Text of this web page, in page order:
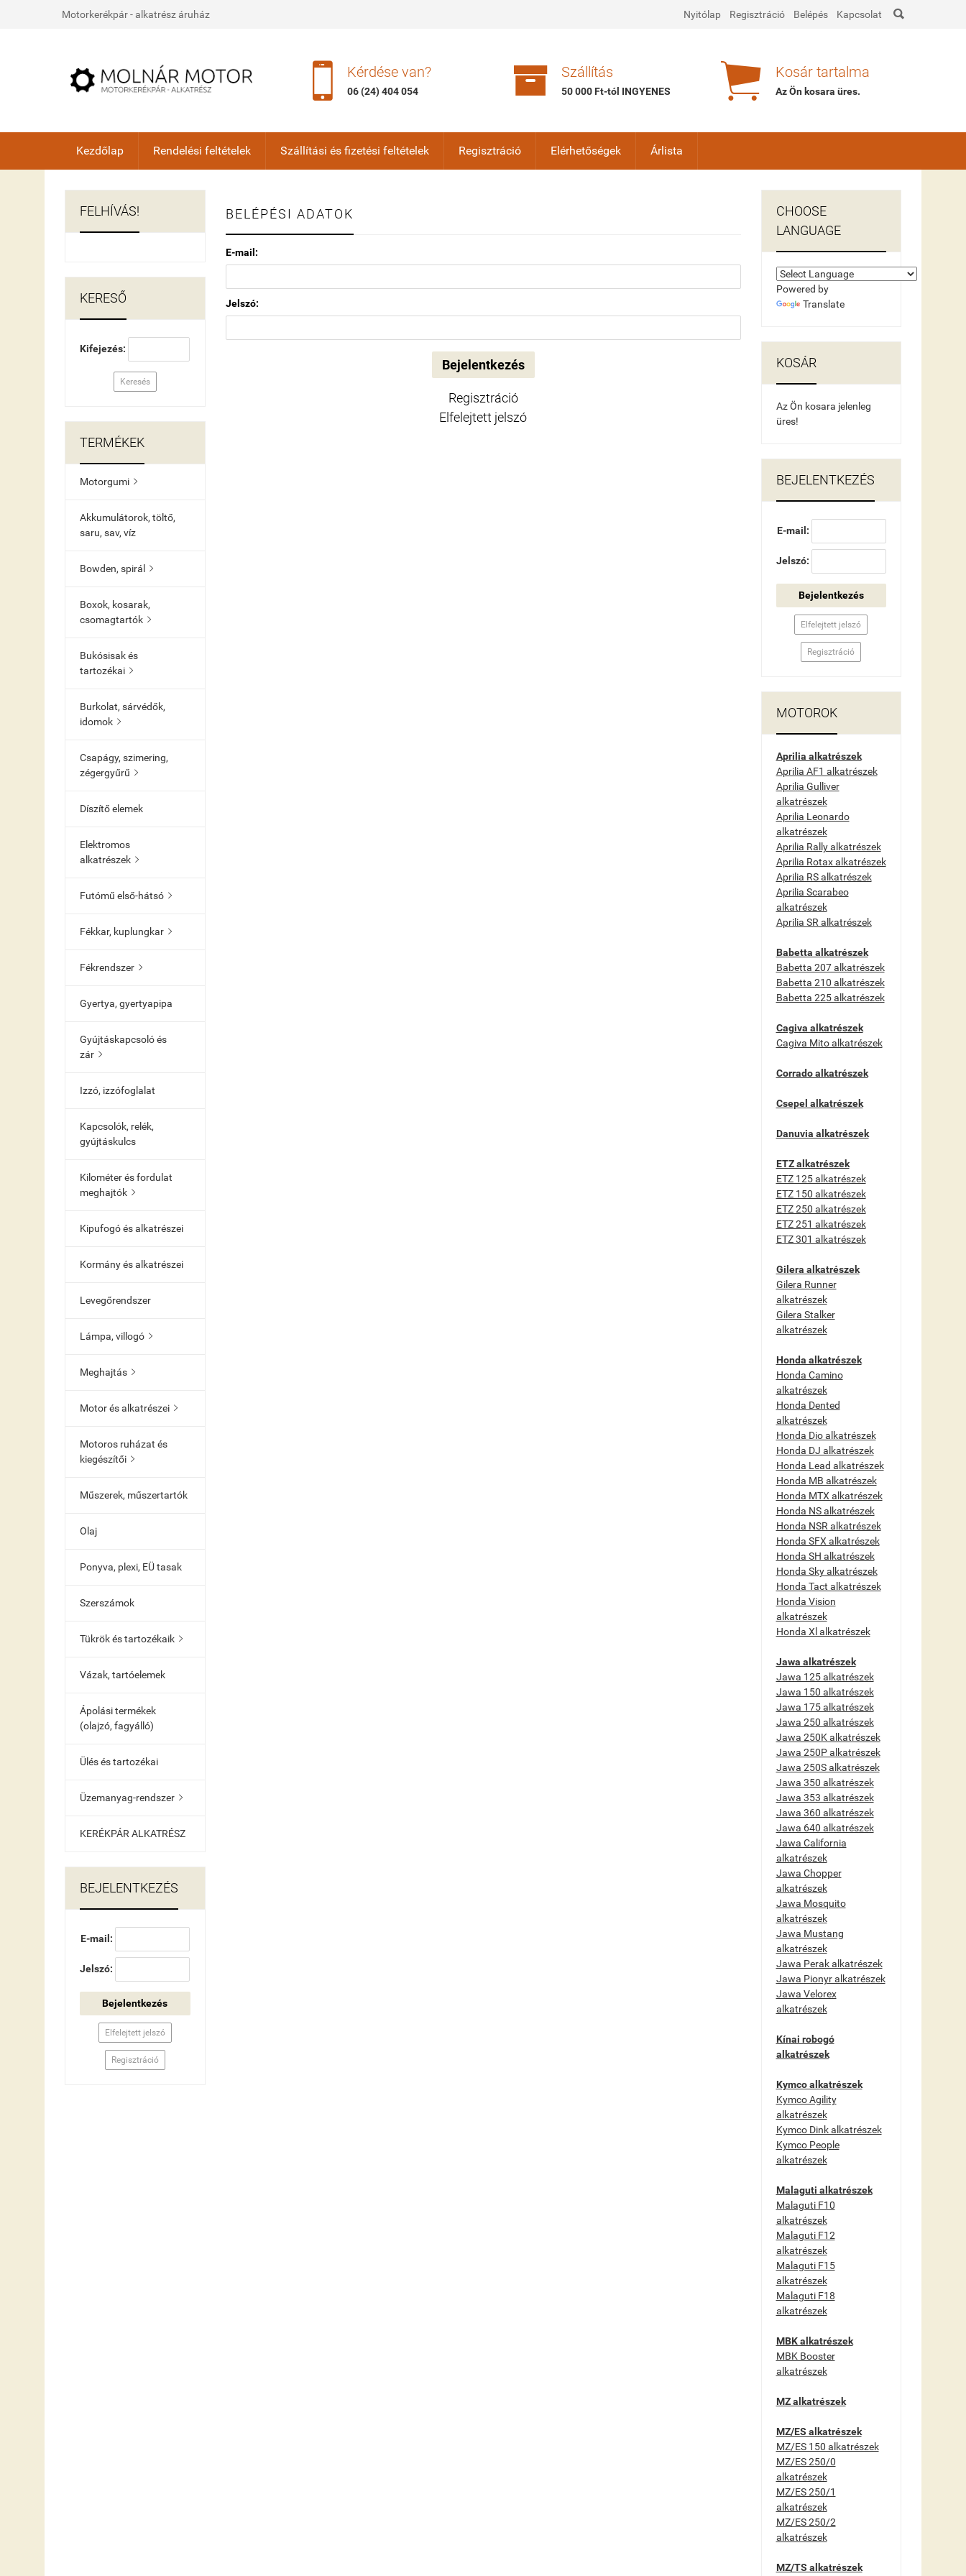
Motorkerékpár - alkatrész áruház Nyitólap Regisztráció Belépés Kapcsolat 
 Kérdése van?
06 (24) 404 054  Szállítás
50 000 Ft-tól INGYENES  Kosár tartalma
Az Ön kosaraüres.
Kezdőlap Rendelési feltételek Szállítási és fizetési feltételek Regisztráció Elérhetőségek Árlista
FELHÍVÁS!
KERESŐ
Kifejezés:
Keresés
TERMÉKEK
Motorgumi 
Akkumulátorok, töltő,
saru, sav, víz
Bowden, spirál 
Boxok, kosarak,
csomagtartók 
Bukósisak és
tartozékai 
Burkolat, sárvédők,
idomok 
Csapágy, szimering,
zégergyűrű 
Díszítő elemek
Elektromos
alkatrészek 
Futómű első-hátsó 
Fékkar, kuplungkar 
Fékrendszer 
Gyertya, gyertyapipa
Gyújtáskapcsoló és
zár 
Izzó, izzófoglalat
Kapcsolók, relék,
gyújtáskulcs
Kilométer és fordulat
meghajtók 
Kipufogó és alkatrészei
Kormány és alkatrészei
Levegőrendszer
Lámpa, villogó 
Meghajtás 
Motor és alkatrészei 
Motoros ruházat és
kiegészítői 
Műszerek, műszertartók
Olaj
Ponyva, plexi, EÜ tasak
Szerszámok
Tükrök és tartozékaik 
Vázak, tartóelemek
Ápolási termékek
(olajzó, fagyálló)
Ülés és tartozékai
Üzemanyag-rendszer 
KERÉKPÁR ALKATRÉSZ
BEJELENTKEZÉS
E-mail:
Jelszó:
Bejelentkezés
Elfelejtett jelszó
Regisztráció
BELÉPÉSI ADATOK
E-mail:
Jelszó:
Regisztráció
Elfelejtett jelszó
CHOOSE
LANGUAGE
Powered by
Translate
KOSÁR
Az Ön kosara jelenleg
üres!
BEJELENTKEZÉS
E-mail:
Jelszó:
Bejelentkezés
Elfelejtett jelszó
Regisztráció
MOTOROK
Aprilia alkatrészek
Aprilia AF1 alkatrészek
Aprilia Gulliver
alkatrészek
Aprilia Leonardo
alkatrészek
Aprilia Rally alkatrészek
Aprilia Rotax alkatrészek
Aprilia RS alkatrészek
Aprilia Scarabeo
alkatrészek
Aprilia SR alkatrészek
Babetta alkatrészek
Babetta 207 alkatrészek
Babetta 210 alkatrészek
Babetta 225 alkatrészek
Cagiva alkatrészek
Cagiva Mito alkatrészek
Corrado alkatrészek
Csepel alkatrészek
Danuvia alkatrészek
ETZ alkatrészek
ETZ 125 alkatrészek
ETZ 150 alkatrészek
ETZ 250 alkatrészek
ETZ 251 alkatrészek
ETZ 301 alkatrészek
Gilera alkatrészek
Gilera Runner
alkatrészek
Gilera Stalker
alkatrészek
Honda alkatrészek
Honda Camino
alkatrészek
Honda Dented
alkatrészek
Honda Dio alkatrészek
Honda DJ alkatrészek
Honda Lead alkatrészek
Honda MB alkatrészek
Honda MTX alkatrészek
Honda NS alkatrészek
Honda NSR alkatrészek
Honda SFX alkatrészek
Honda SH alkatrészek
Honda Sky alkatrészek
Honda Tact alkatrészek
Honda Vision
alkatrészek
Honda Xl alkatrészek
Jawa alkatrészek
Jawa 125 alkatrészek
Jawa 150 alkatrészek
Jawa 175 alkatrészek
Jawa 250 alkatrészek
Jawa 250K alkatrészek
Jawa 250P alkatrészek
Jawa 250S alkatrészek
Jawa 350 alkatrészek
Jawa 353 alkatrészek
Jawa 360 alkatrészek
Jawa 640 alkatrészek
Jawa California
alkatrészek
Jawa Chopper
alkatrészek
Jawa Mosquito
alkatrészek
Jawa Mustang
alkatrészek
Jawa Perak alkatrészek
Jawa Pionyr alkatrészek
Jawa Velorex
alkatrészek
Kínai robogó
alkatrészek
Kymco alkatrészek
Kymco Agility
alkatrészek
Kymco Dink alkatrészek
Kymco People
alkatrészek
Malaguti alkatrészek
Malaguti F10
alkatrészek
Malaguti F12
alkatrészek
Malaguti F15
alkatrészek
Malaguti F18
alkatrészek
MBK alkatrészek
MBK Booster
alkatrészek
MZ alkatrészek
MZ/ES alkatrészek
MZ/ES 150 alkatrészek
MZ/ES 250/0
alkatrészek
MZ/ES 250/1
alkatrészek
MZ/ES 250/2
alkatrészek
MZ/TS alkatrészek